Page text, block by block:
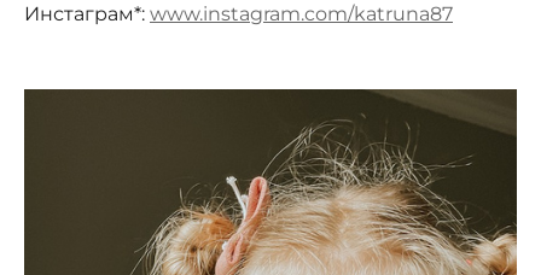
Инстаграм*: www.instagram.com/katruna87